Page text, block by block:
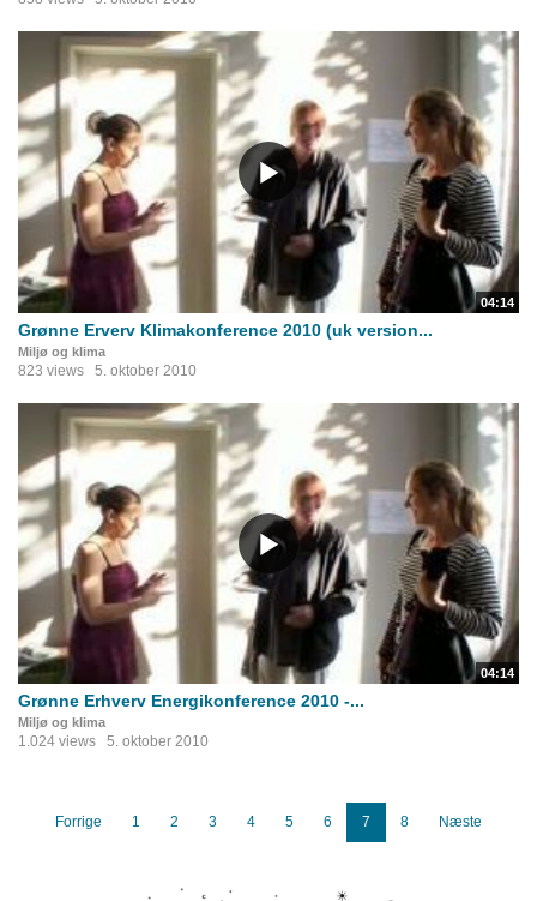
04:14
Grønne Erverv Klimakonference 2010 (uk version...
Miljø og klima
823 views 5. oktober 2010
04:14
Grønne Erhverv Energikonference 2010 -...
Miljø og klima
1.024 views 5. oktober 2010
Forrige 1 2 3 4 5 6 7 8 Næste